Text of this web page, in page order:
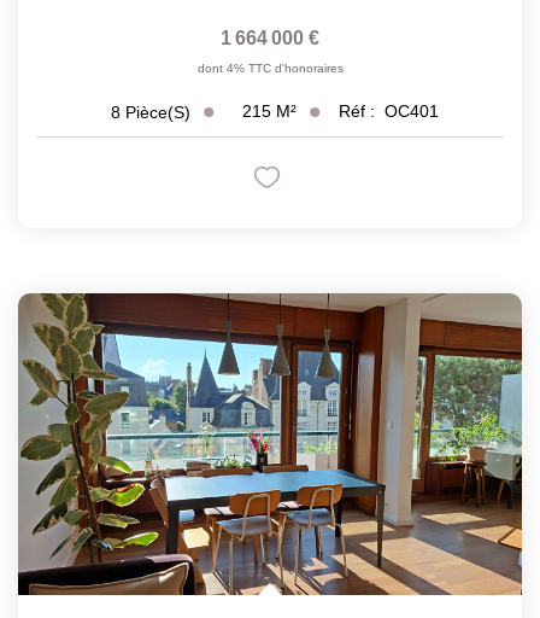
1 664 000 €
dont 4% TTC d'honoraires
8 Pièce(s) 215 M² Réf : OC401